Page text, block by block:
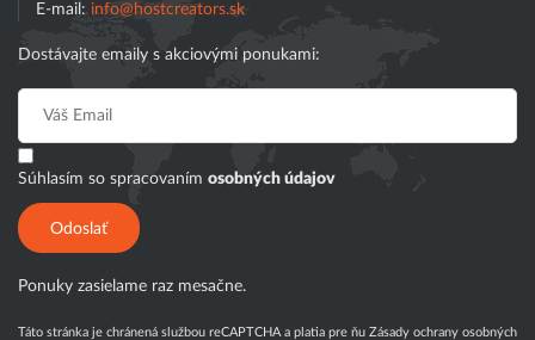
E-mail: info@hostcreators.sk
Dostávajte emaily s akciovými ponukami:
Súhlasím so spracovaním osobných údajov
Odoslať
Ponuky zasielame raz mesačne.
Táto stránka je chránená službou reCAPTCHA a platia pre ňu Zásady ochrany osobných